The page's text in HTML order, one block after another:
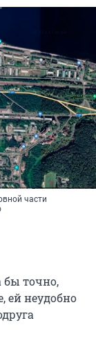
части
бы точно,
ей неудобно